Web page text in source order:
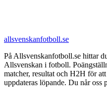
allsvenskanfotboll.se
På Allsvenskanfotboll.se hittar
Allsvenskan i fotboll.
matcher, resultat och H2H för
uppdateras löpande. Du når oss